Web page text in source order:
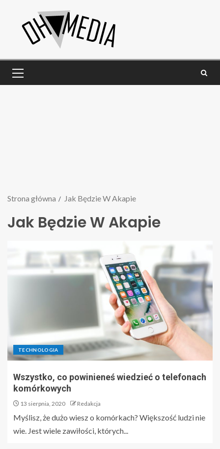
Strona główna Jak Będzie W Akapie
Jak Będzie W Akapie
TECHNOLOGIA
Wszystko, co powinieneś wiedzieć o telefonach
komórkowych
13 sierpnia, 2020 Redakcja
Myślisz, że dużo wiesz o komórkach? Większość ludzi nie
wie. Jest wiele zawiłości, których...